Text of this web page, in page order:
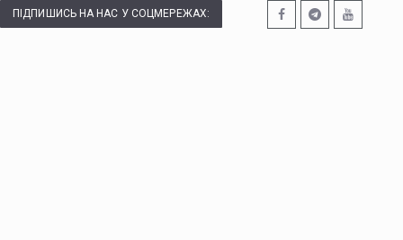
ПІДПИШИСЬ НА НАС У СОЦМЕРЕЖАХ: